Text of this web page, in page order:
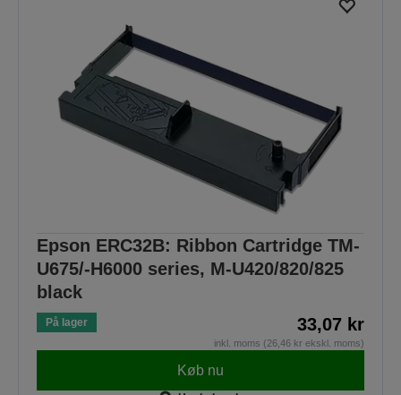
Epson ERC32B: Ribbon Cartridge TM-
U675/-H6000 series, M-U420/820/825
black
På lager 33,07 kr
inkl. moms (26,46 kr ekskl. moms)
Køb nu